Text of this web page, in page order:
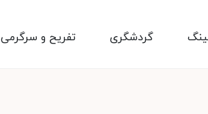
تفریح و سرگرمی گردشگری